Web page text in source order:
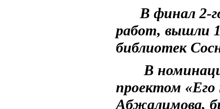
В финал 2-
работ, вышли
библиотек
В
проектом
Абжалимова,